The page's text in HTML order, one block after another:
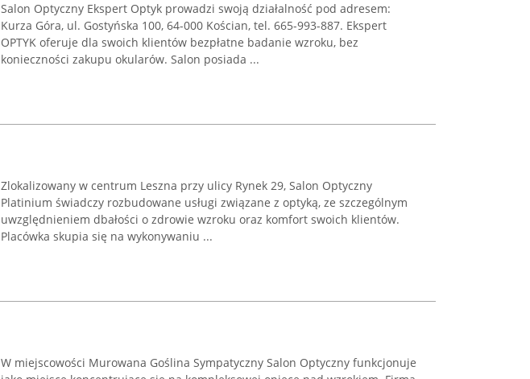
Salon Optyczny Ekspert Optyk prowadzi swoją działalność pod adresem:
Kurza Góra, ul. Gostyńska 100, 64-000 Kościan, tel. 665-993-887. Ekspert
OPTYK oferuje dla swoich klientów bezpłatne badanie wzroku, bez
konieczności zakupu okularów. Salon posiada ...
Zlokalizowany w centrum Leszna przy ulicy Rynek 29, Salon Optyczny
Platinium świadczy rozbudowane usługi związane z optyką, ze szczególnym
uwzględnieniem dbałości o zdrowie wzroku oraz komfort swoich klientów.
Placówka skupia się na wykonywaniu ...
W miejscowości Murowana Goślina Sympatyczny Salon Optyczny funkcjonuje